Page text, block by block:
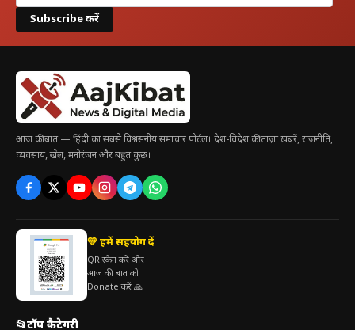
Subscribe करें
आज की बात — हिंदी का सबसे विश्वसनीय समाचार पोर्टल। देश-विदेश की ताज़ा खबरें, राजनीति,
व्यवसाय, खेल, मनोरंजन और बहुत कुछ।
💛 हमें सहयोग दें
QR स्कैन करें और
आज की बात को
Donate करें 🙏
📂टॉप कैटेगरी